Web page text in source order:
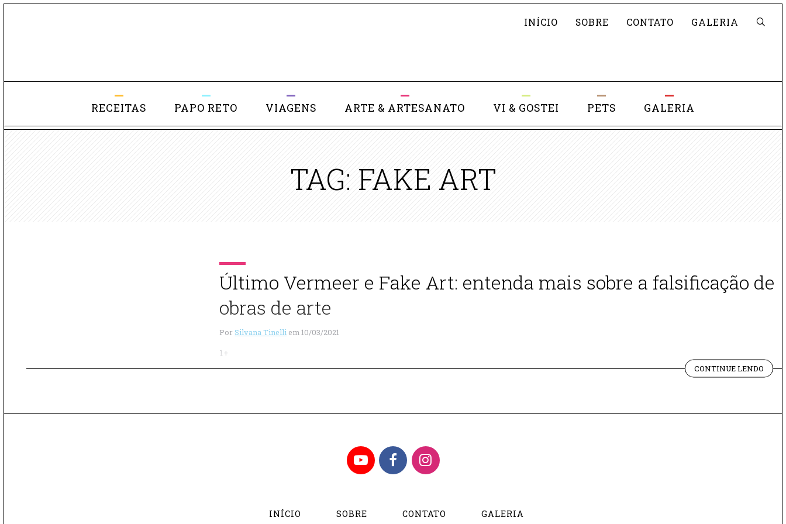
Pesquisar
INÍCIO
SOBRE CONTATO GALERIA
RECEITAS PAPO RETO VIAGENS ARTE & ARTESANATO VI & GOSTEI PETS GALERIA
TAG: FAKE ART
Último Vermeer e Fake Art: entenda mais sobre a falsificação de
obras de arte
Por Silvana Tinelli em 10/03/2021
1+
CONTINUE LENDO
ART:
YouTubeFacebookInstagram
INÍCIO SOBRE CONTATO GALERIA